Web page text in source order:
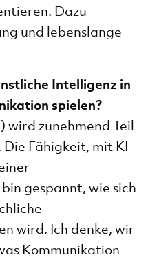
Dazu
und lebenslange
Intelligenz in
spielen?
wird zunehmend Teil
Fähigkeit, mit KI
gespannt, wie sich
wird. Ich denke, wir
Kommunikation